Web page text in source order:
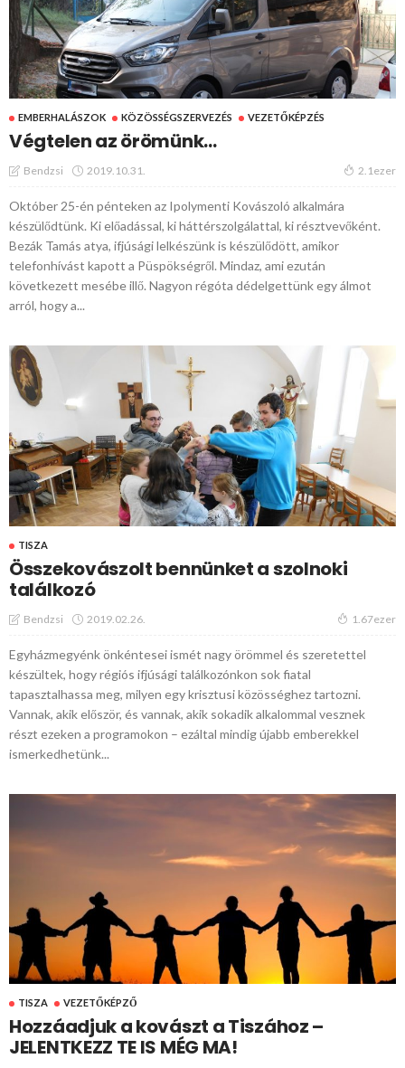
EMBERHALÁSZOK KÖZÖSSÉGSZERVEZÉS VEZETŐKÉPZÉS
Végtelen az örömünk…
Bendzsi 2019.10.31. 2.1ezer
Október 25-én pénteken az Ipolymenti Kovászoló alkalmára
készülődtünk. Ki előadással, ki háttérszolgálattal, ki résztvevőként.
Bezák Tamás atya, ifjúsági lelkészünk is készülődött, amikor
telefonhívást kapott a Püspökségről. Mindaz, ami ezután
következett mesébe illő. Nagyon régóta dédelgettünk egy álmot
arról, hogy a...
TISZA
Összekovászolt bennünket a szolnoki
találkozó
Bendzsi 2019.02.26. 1.67ezer
Egyházmegyénk önkéntesei ismét nagy örömmel és szeretettel
készültek, hogy régiós ifjúsági találkozónkon sok fiatal
tapasztalhassa meg, milyen egy krisztusi közösséghez tartozni.
Vannak, akik először, és vannak, akik sokadik alkalommal vesznek
részt ezeken a programokon – ezáltal mindig újabb emberekkel
ismerkedhetünk...
TISZA VEZETŐKÉPZŐ
Hozzáadjuk a kovászt a Tiszához –
JELENTKEZZ TE IS MÉG MA!